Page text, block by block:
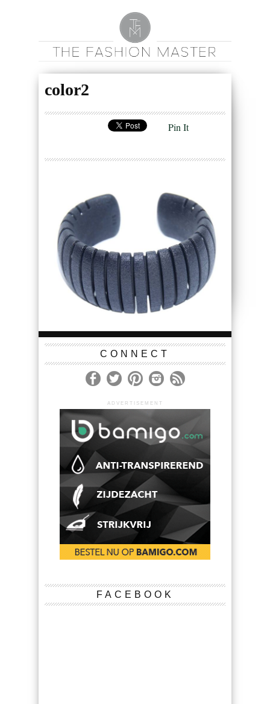
color2
Pin It
CONNECT
ADVERTISEMENT
FACEBOOK